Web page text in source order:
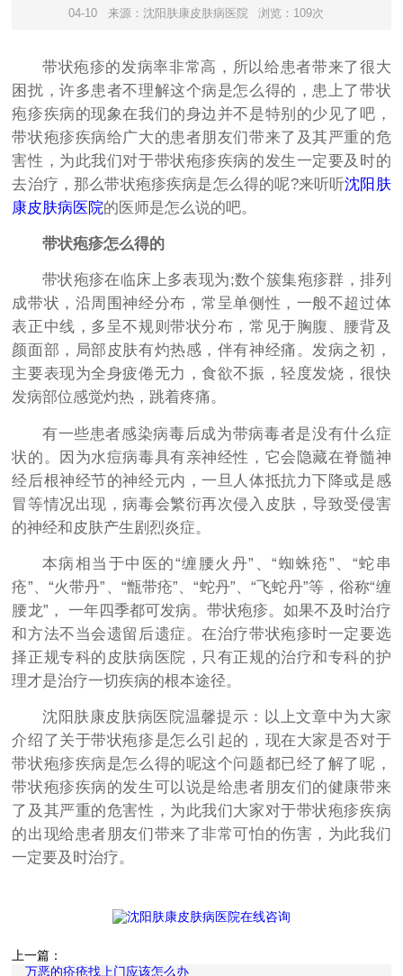
04-10 来源：沈阳肤康皮肤病医院 浏览：109次
带状疱疹的发病率非常高，所以给患者带来了很大
困扰，许多患者不理解这个病是怎么得的，患上了带状
疱疹疾病的现象在我们的身边并不是特别的少见了吧，
带状疱疹疾病给广大的患者朋友们带来了及其严重的危
害性，为此我们对于带状疱疹疾病的发生一定要及时的
去治疗，那么带状疱疹疾病是怎么得的呢?来听听沈阳肤
康皮肤病医院的医师是怎么说的吧。
带状疱疹怎么得的
带状疱疹在临床上多表现为;数个簇集疱疹群，排列
成带状，沿周围神经分布，常呈单侧性，一般不超过体
表正中线，多呈不规则带状分布，常见于胸腹、腰背及
颜面部，局部皮肤有灼热感，伴有神经痛。发病之初，
主要表现为全身疲倦无力，食欲不振，轻度发烧，很快
发病部位感觉灼热，跳着疼痛。
有一些患者感染病毒后成为带病毒者是没有什么症
状的。因为水痘病毒具有亲神经性，它会隐藏在脊髓神
经后根神经节的神经元内，一旦人体抵抗力下降或是感
冒等情况出现，病毒会繁衍再次侵入皮肤，导致受侵害
的神经和皮肤产生剧烈炎症。
本病相当于中医的“缠腰火丹”、“蜘蛛疮”、“蛇串
疮”、“火带丹”、“甑带疮”、“蛇丹”、“飞蛇丹”等，俗称“缠
腰龙”， 一年四季都可发病。带状疱疹。如果不及时治疗
和方法不当会遗留后遗症。在治疗带状疱疹时一定要选
择正规专科的皮肤病医院，只有正规的治疗和专科的护
理才是治疗一切疾病的根本途径。
沈阳肤康皮肤病医院温馨提示：以上文章中为大家
介绍了关于带状疱疹是怎么引起的，现在大家是否对于
带状疱疹疾病是怎么得的呢这个问题都已经了解了呢，
带状疱疹疾病的发生可以说是给患者朋友们的健康带来
了及其严重的危害性，为此我们大家对于带状疱疹疾病
的出现给患者朋友们带来了非常可怕的伤害，为此我们
一定要及时治疗。
上一篇：
万恶的疥疮找上门应该怎么办